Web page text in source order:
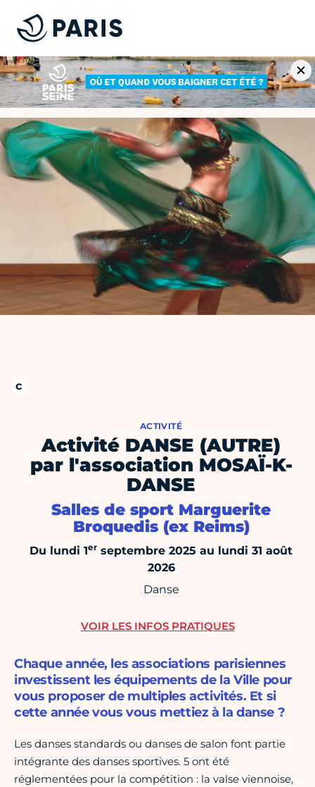
ACTIVITÉ
Activité DANSE (AUTRE)
par l'association MOSAÏ-K-
DANSE
Salles de sport Marguerite
Broquedis (ex Reims)
Du lundi 1er septembre 2025 au lundi 31 août
2026
Danse
Chaque année, les associations parisiennes
investissent les équipements de la Ville pour
vous proposer de multiples activités. Et si
cette année vous vous mettiez à la danse ?
Les danses standards ou danses de salon font partie
intégrante des danses sportives. 5 ont été
réglementées pour la compétition : la valse viennoise,
VOIR LES INFOS PRATIQUES